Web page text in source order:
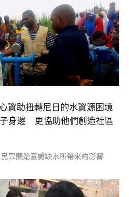
資助扭轉尼日的水資源困境
身邊 更協助他們創造社區
眾開始意識缺水所帶來的影響